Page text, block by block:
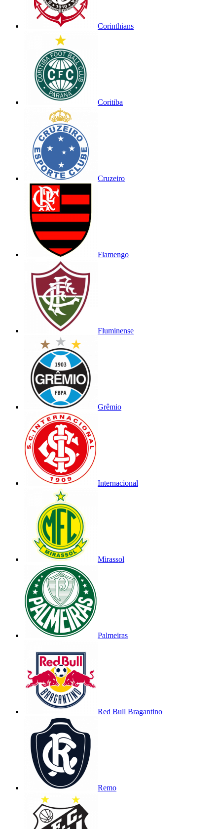
Corinthians
Coritiba
Cruzeiro
Flamengo
Fluminense
Grêmio
Internacional
Mirassol
Palmeiras
Red Bull Bragantino
Remo